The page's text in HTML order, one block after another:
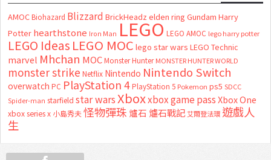
AMOC Biohazard Blizzard BrickHeadz elden ring Gundam Harry
Potter hearthstone Iron Man LEGO LEGO AMOC lego harry potter
LEGO Ideas LEGO MOC lego star wars LEGO Technic
marvel Mhchan MOC Monster Hunter MONSTER HUNTER WORLD
monster strike Netflix Nintendo Nintendo Switch
overwatch PC PlayStation 4 PlayStation 5 Pokemon ps5 SDCC
Spider-man starfield star warsXboxxbox game passXbox One
xbox series x 小島秀夫怪物彈珠 爐石 爐石戰記艾爾登法環 遊戲人
生